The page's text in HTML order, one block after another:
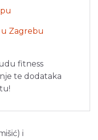
u Zagrebu
fitness
te dodataka
i